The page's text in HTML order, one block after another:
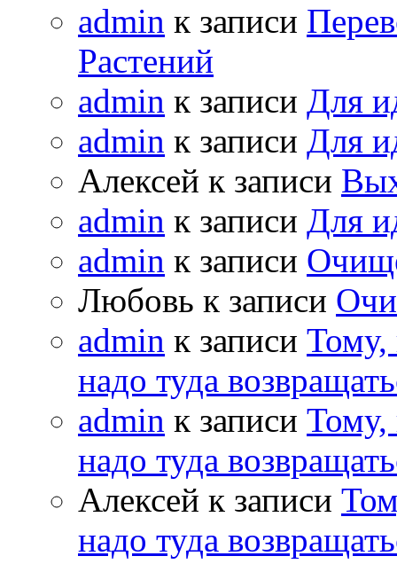
admin к записи
Растений
admin к записи Для
admin к записи Для
Алексей к записи
admin к записи Для
admin к записи
Любовь к записи
admin к записи Тому,
надо туда
admin к записи Тому,
надо туда
Алексей к записи
надо туда